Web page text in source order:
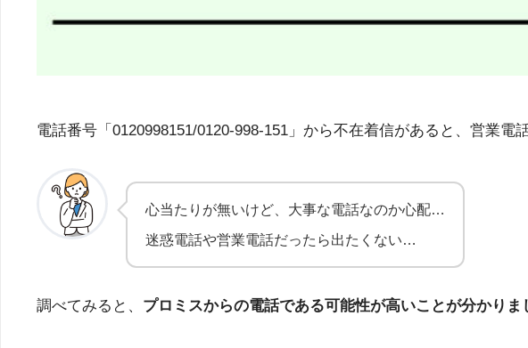
電話番号「0120998151/0120-998-151」から不在着信があると、営業
心当たりが無いけど、大事な電話なのか心配…
迷惑電話や営業電話だったら出たくない…
調べてみると、 プロミスからの電話である可能性が高いことが分かりま